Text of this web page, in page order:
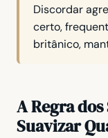
Discordar
certo,
britânico,
A Regra
Suavizar